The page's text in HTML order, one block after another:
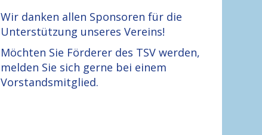
Wir danken allen Sponsoren für die
Unterstützung unseres Vereins!
Möchten Sie Förderer des TSV werden,
melden Sie sich gerne bei einem
Vorstandsmitglied.